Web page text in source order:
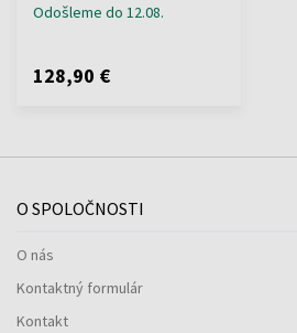
Odošleme do 12.08.
128,90 €
O SPOLOČNOSTI
O nás
Kontaktný formulár
Kontakt